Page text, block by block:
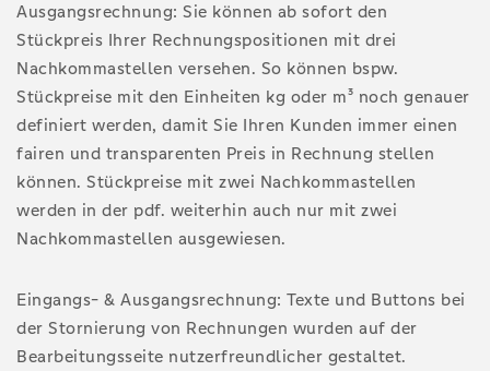
Ausgangsrechnung: Sie können ab sofort den
Stückpreis Ihrer Rechnungspositionen mit drei
Nachkommastellen versehen. So können bspw.
Stückpreise mit den Einheiten kg oder m³ noch genauer
definiert werden, damit Sie Ihren Kunden immer einen
fairen und transparenten Preis in Rechnung stellen
können. Stückpreise mit zwei Nachkommastellen
werden in der pdf. weiterhin auch nur mit zwei
Nachkommastellen ausgewiesen.
Eingangs- & Ausgangsrechnung: Texte und Buttons bei
der Stornierung von Rechnungen wurden auf der
Bearbeitungsseite nutzerfreundlicher gestaltet.